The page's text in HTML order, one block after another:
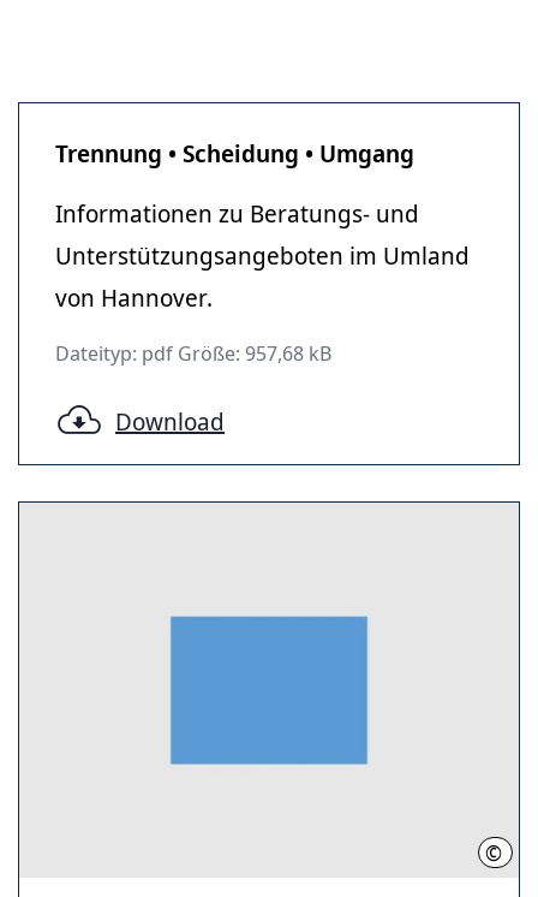
Trennung • Scheidung • Umgang
Informationen zu Beratungs- und
Unterstützungsangeboten im Umland
von Hannover.
Dateityp: pdf Größe: 957,68 kB
Download
© RH